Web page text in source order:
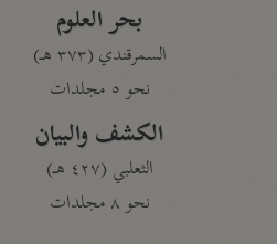
بحر العلوم
السمرقندي (٣٧٣ هـ)
نحو ٥ مجلدات
الكشف والبيان
الثعلبي (٤٢٧ هـ)
نحو ٨ مجلدات